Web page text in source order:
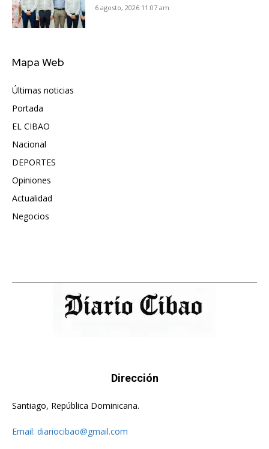
6 agosto, 2026 11:07 am
Mapa Web
Últimas noticias
Portada
EL CIBAO
Nacional
DEPORTES
Opiniones
Actualidad
Negocios
Dirección
Santiago, República Dominicana.
Email: diariocibao@gmail.com